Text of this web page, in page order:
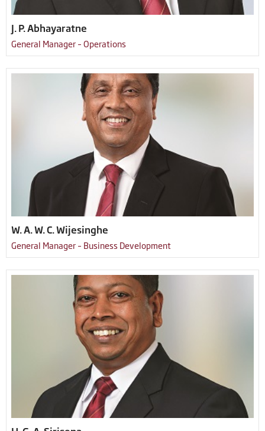
J. P. Abhayaratne
General Manager – Operations
W. A. W. C. Wijesinghe
General Manager – Business Development